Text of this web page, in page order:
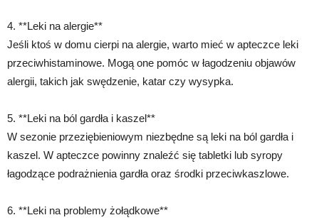
4. **Leki na alergie**
Jeśli ktoś w domu cierpi na alergie, warto mieć w apteczce leki
przeciwhistaminowe. Mogą one pomóc w łagodzeniu objawów
alergii, takich jak swędzenie, katar czy wysypka.
5. **Leki na ból gardła i kaszel**
W sezonie przeziębieniowym niezbędne są leki na ból gardła i
kaszel. W apteczce powinny znaleźć się tabletki lub syropy
łagodzące podrażnienia gardła oraz środki przeciwkaszlowe.
6. **Leki na problemy żołądkowe**